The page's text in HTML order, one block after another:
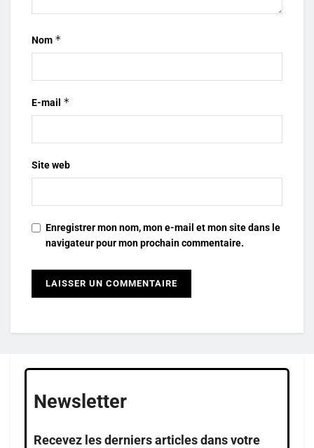
Nom *
E-mail *
Site web
Enregistrer mon nom, mon e-mail et mon site dans le
navigateur pour mon prochain commentaire.
Newsletter
Recevez les derniers articles dans votre